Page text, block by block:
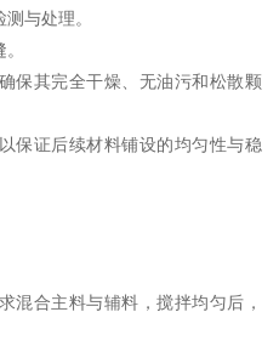
与处理。
保其完全干燥、无油污和松散颗
保证后续材料铺设的均匀性与稳
混合主料与辅料，搅拌均匀后，